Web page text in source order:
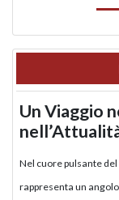
Un Viaggio
Nel cuore pulsante
rappresenta un